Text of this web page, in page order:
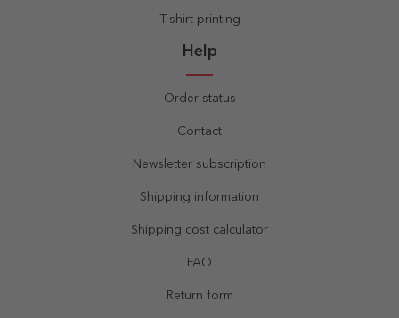
T-shirt printing
Help
Order status
Contact
Newsletter subscription
Shipping information
Shipping cost calculator
FAQ
Return form